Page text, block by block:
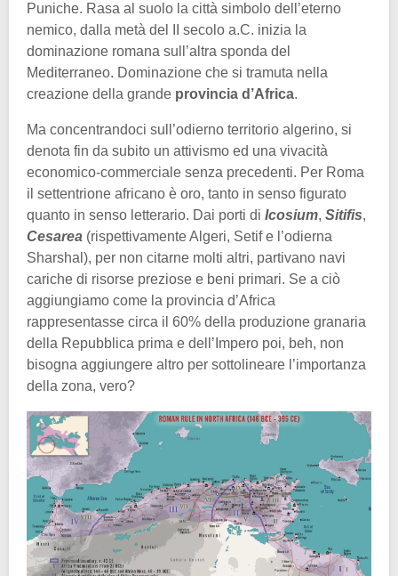
Puniche. Rasa al suolo la città simbolo dell’eterno
nemico, dalla metà del II secolo a.C. inizia la
dominazione romana sull’altra sponda del
Mediterraneo. Dominazione che si tramuta nella
creazione della grande provincia d’Africa.
Ma concentrandoci sull’odierno territorio algerino, si
denota fin da subito un attivismo ed una vivacità
economico-commerciale senza precedenti. Per Roma
il settentrione africano è oro, tanto in senso figurato
quanto in senso letterario. Dai porti di Icosium, Sitifis,
Cesarea (rispettivamente Algeri, Setif e l’odierna
Sharshal), per non citarne molti altri, partivano navi
cariche di risorse preziose e beni primari. Se a ciò
aggiungiamo come la provincia d’Africa
rappresentasse circa il 60% della produzione granaria
della Repubblica prima e dell’Impero poi, beh, non
bisogna aggiungere altro per sottolineare l’importanza
della zona, vero?